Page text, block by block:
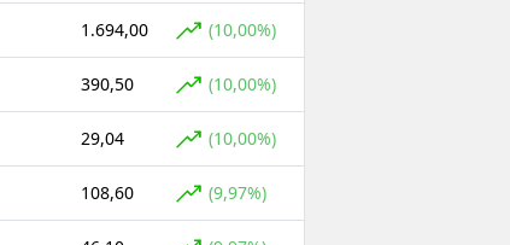
1.694,00 (10,00%)
390,50 (10,00%)
29,04 (10,00%)
108,60 (9,97%)